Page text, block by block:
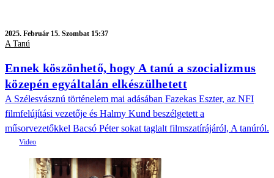
2025. Február 15. Szombat 15:37
A Tanú
Ennek köszönhető, hogy A tanú a szocializmus
közepén egyáltalán elkészülhetett
A Szélesvásznú történelem mai adásában Fazekas Eszter, az NFI
filmfelújítási vezetője és Halmy Kund beszélgetett a
műsorvezetőkkel Bacsó Péter sokat taglalt filmszatírájáról, A tanúról.